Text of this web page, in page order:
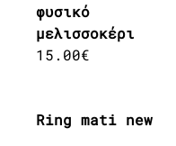
φυσικό
μελισσοκέρι
15.00€
Ring mati new